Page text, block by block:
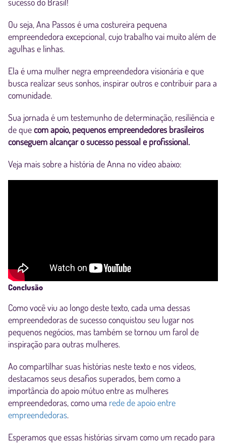
Ou seja, Ana Passos é uma costureira pequena
empreendedora excepcional, cujo trabalho vai muito além de
agulhas e linhas.
Ela é uma mulher negra empreendedora visionária e que
busca realizar seus sonhos, inspirar outros e contribuir para a
comunidade.
Sua jornada é um testemunho de determinação, resiliência e
de quecom apoio, pequenos empreendedores brasileiros
conseguem alcançar o sucesso pessoal e profissional.
Veja mais sobre a história de Anna no vídeo abaixo:
Conclusão
Como você viu ao longo deste texto, cada uma dessas
empreendedoras de sucesso conquistou seu lugar nos
pequenos negócios, mas também se tornou um farol de
inspiração para outras mulheres.
Ao compartilhar suas histórias neste texto e nos vídeos,
destacamos seus desafios superados, bem como a
importância do apoio mútuo entre as mulheres
empreendedoras, como uma rede de apoio entre
empreendedoras.
Esperamos que essas histórias sirvam como um recado para